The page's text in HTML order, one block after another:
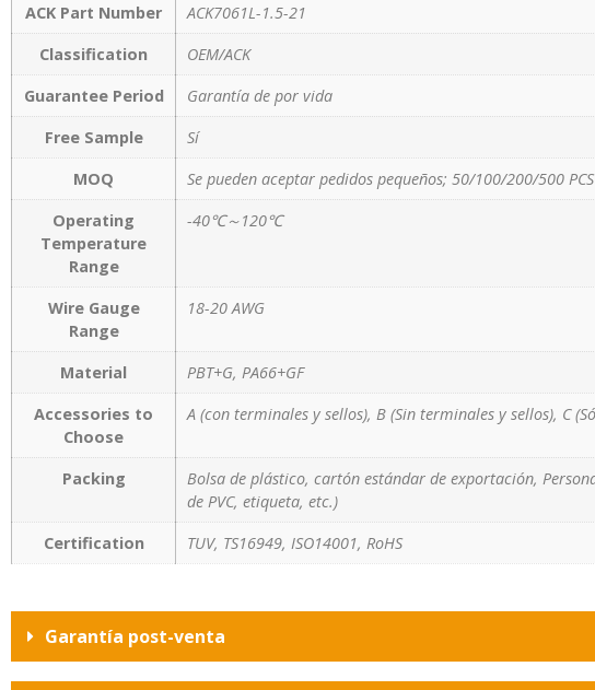
ACK Part Number
ACK7061L-1.5-21
Classification
OEM/ACK
Guarantee Period
Garantía de por vida
Free Sample
Sí
MOQ
Se pueden aceptar pedidos pequeños; 50/100/200/500
Operating
Temperature
Range
-40℃～120℃
Wire Gauge
Range
18-20 AWG
Material
PBT+G, PA66+GF
Accessories to
Choose
A (con terminales y sellos), B (Sin terminales y sellos), C
Packing
Bolsa de plástico, cartón estándar de exportación,
de PVC, etiqueta, etc.)
Certification
TUV, TS16949, ISO14001, RoHS
Garantía post-venta